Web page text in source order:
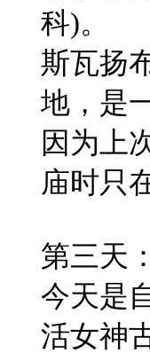
科)。
斯瓦扬
地，是
因为上
庙时只
第三天
今天是
活女神